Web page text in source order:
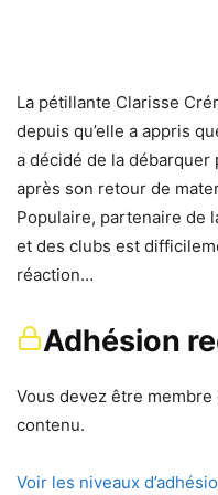
La pétillante Clarisse
depuis qu’elle a appris
a décidé de la débarquer
après son retour de
Populaire, partenaire de
et des clubs est
réaction…
Adhésion
Vous devez être
contenu.
Voir les niveaux